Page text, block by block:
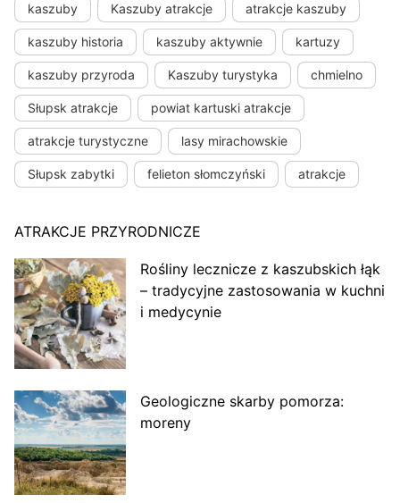
kaszuby Kaszuby atrakcje atrakcje kaszuby
kaszuby historia kaszuby aktywnie kartuzy
kaszuby przyroda Kaszuby turystyka chmielno
Słupsk atrakcje powiat kartuski atrakcje
atrakcje turystyczne lasy mirachowskie
Słupsk zabytki felieton słomczyński atrakcje
ATRAKCJE PRZYRODNICZE
Rośliny lecznicze z kaszubskich łąk
– tradycyjne zastosowania w kuchni
i medycynie
Geologiczne skarby pomorza:
moreny